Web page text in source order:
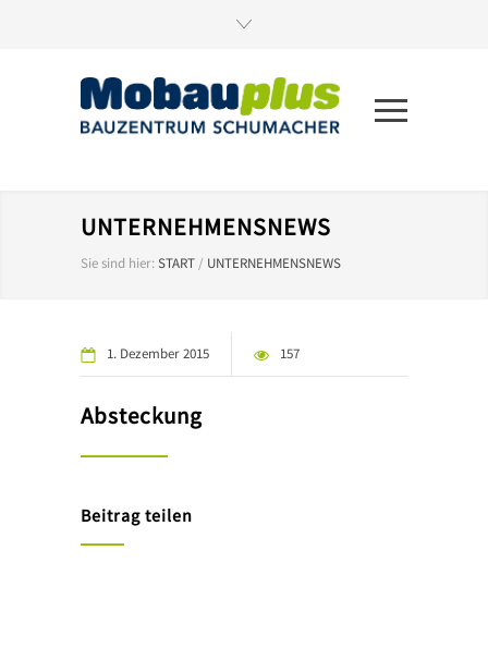
UNTERNEHMENSNEWS
Sie sind hier:START / UNTERNEHMENSNEWS
1. Dezember 2015 157
Absteckung
Beitrag teilen